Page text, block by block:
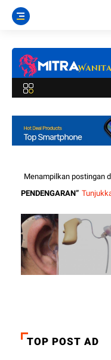
Menampilkan postingan
PENDENGARAN
TOP POST AD